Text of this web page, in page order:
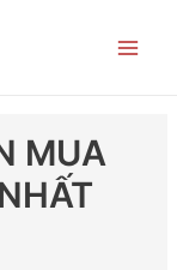
MUA